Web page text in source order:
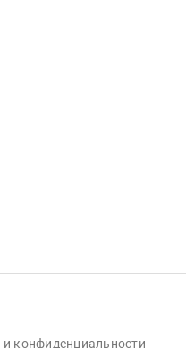
и конфиденциальности